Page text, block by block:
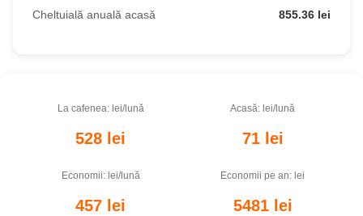
Cheltuială anuală acasă 855.36 lei
La cafenea: lei/lună
528 lei
Acasă: lei/lună
71 lei
Economii: lei/lună
457 lei
Economii pe an: lei
5481 lei